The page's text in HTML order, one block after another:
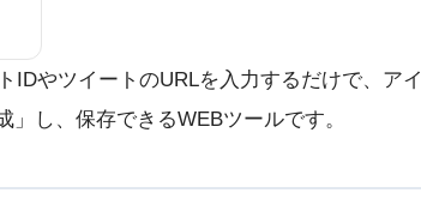
IDやツイートのURLを入力するだけで、アイ
し、保存できるWEBツールです。